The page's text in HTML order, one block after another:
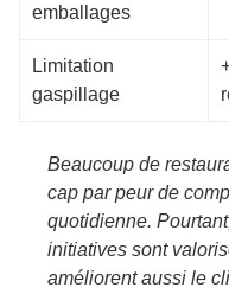
emballages
Limitation
gaspillage
Beaucoup de
cap par peur de
quotidienne.
initiatives sont
améliorent aussi le